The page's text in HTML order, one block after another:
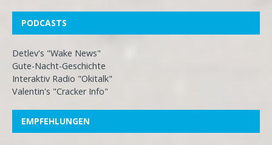
PODCASTS
Detlev's "Wake News"
Gute-Nacht-Geschichte
Interaktiv Radio "Okitalk"
Valentin's "Cracker Info"
EMPFEHLUNGEN